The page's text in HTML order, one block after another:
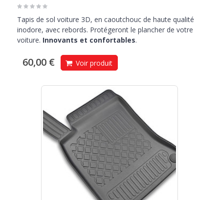
Tapis de sol voiture 3D, en caoutchouc de haute qualité
inodore, avec rebords. Protégeront le plancher de votre
voiture. Innovants et confortables.
60,00 € Voir produit